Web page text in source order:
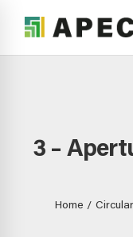
3 –
Home